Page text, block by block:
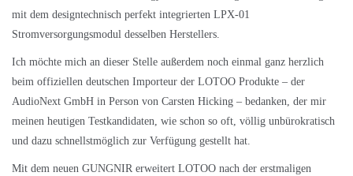
mit dem designtechnisch perfekt integrierten LPX-01
Stromversorgungsmodul desselben Herstellers.
Ich möchte mich an dieser Stelle außerdem noch einmal ganz herzlich
beim offiziellen deutschen Importeur der LOTOO Produkte – der
AudioNext GmbH in Person von Carsten Hicking – bedanken, der mir
meinen heutigen Testkandidaten, wie schon so oft, völlig unbürokratisch
und dazu schnellstmöglich zur Verfügung gestellt hat.
Mit dem neuen GUNGNIR erweitert LOTOO nach der erstmaligen